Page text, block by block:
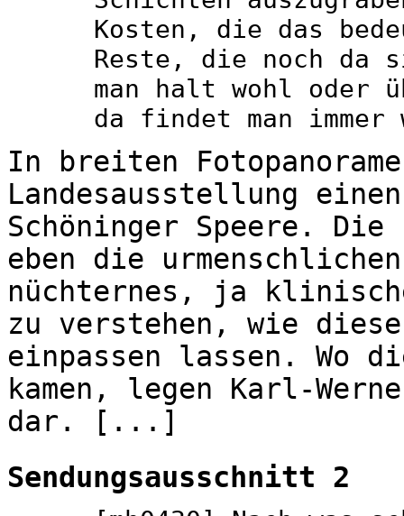
Kosten, die das
Reste, die noch da
man halt wohl oder
da findet man immer
In breiten
Landesausstellung
Schöninger Speere.
eben die
nüchternes, ja
zu verstehen, wie
einpassen lassen. Wo
kamen, legen Karl-
dar. [...]
Sendungsausschnitt 2